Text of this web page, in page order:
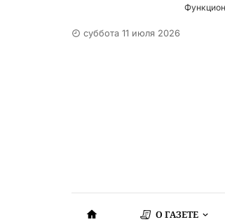
суббота 11 июля 2026
О ГАЗЕТЕ